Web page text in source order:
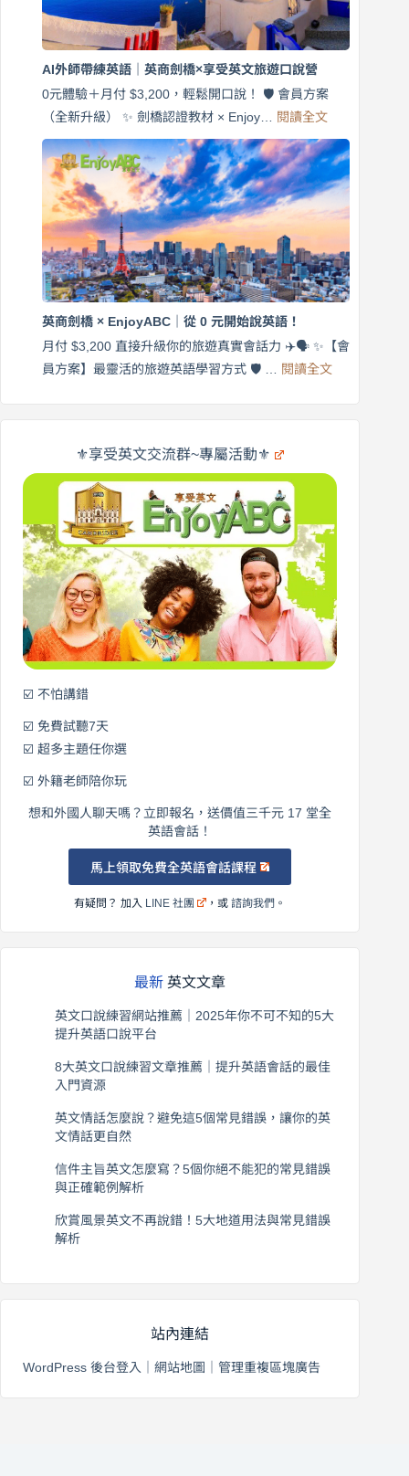
英
商
劍
口
說
營
月
$3,200，
出
國
在
AI外師帶練英語｜英商劍橋×享受英文旅遊口說營
0元體驗＋月付 $3,200，輕鬆開口說！ 🛡️ 會員方案
（全新升級） ✨ 劍橋認證教材 × Enjoy… 閱讀全文:
外
師
帶
練
英
｜
英
商
×
享
受
口
說
英商劍橋 × EnjoyABC｜從 0 元開始說英語！
月付 $3,200 直接升級你的旅遊真實會話力 ✈️🗣️ ✨【會
員方案】最靈活的旅遊英語學習方式 🛡️ … 閱讀全文:
商
劍
｜
元
英
語！
⚜️享受英文交流群~專屬活動⚜️
☑️ 不怕講錯
☑️ 免費試聽7天
☑️ 超多主題任你選
☑️ 外籍老師陪你玩
想和外國人聊天嗎？立即報名，送價值三千元 17 堂全
英語會話！
馬上領取免費全英語會話課程
有疑問？ 加入 LINE 社團 ，或諮詢我們 。
最新 英文文章
英文口說練習網站推薦｜2025年你不可不知的5大
提升英語口說平台
8大英文口說練習文章推薦｜提升英語會話的最佳
入門資源
英文情話怎麼說？避免這5個常見錯誤，讓你的英
文情話更自然
信件主旨英文怎麼寫？5個你絕不能犯的常見錯誤
與正確範例解析
欣賞風景英文不再說錯！5大地道用法與常見錯誤
解析
站內連結
WordPress 後台登入 網站地圖 管理重複區塊廣告